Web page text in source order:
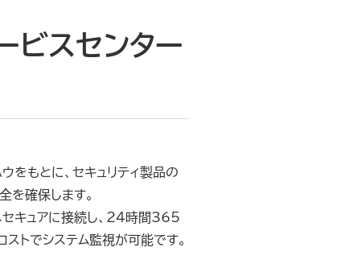
ビスセンター
をもとに、セキュリティ製品の
を確保します。
セキュアに接続し、24時間365
トでシステム監視が可能です。